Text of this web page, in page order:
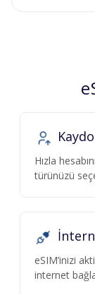
Hızla
türünüzü
eSIM’inizi
internet